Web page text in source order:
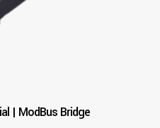
| ModBus Bridge